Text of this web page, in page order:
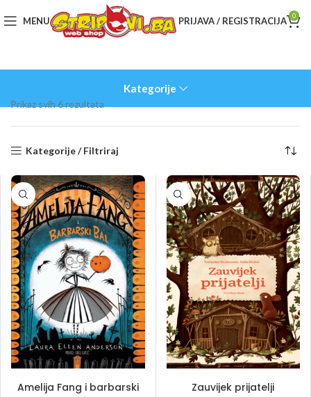
MENU PRIJAVA / REGISTRACIJA 0
Kategorije
Prikaz svih 6 rezultata
Kategorije / Filtriraj
Amelija Fang i barbarski
Zauvijek prijatelji